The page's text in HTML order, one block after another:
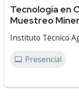
Tecnología en
Muestreo
Instituto Técnico
Presencial